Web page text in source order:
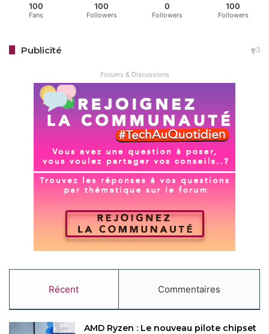
100
Fans
100
Followers
0
Followers
100
Followers
Publicité
Forums & Discussions
Récent Commentaires
AMD Ryzen : Le nouveau pilote chipset